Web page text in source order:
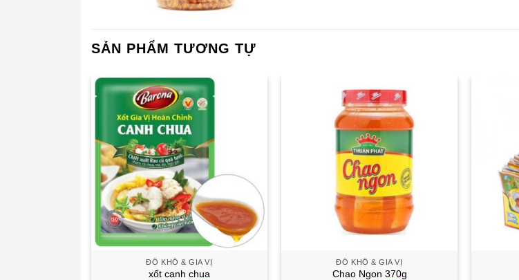
SẢN PHẨM TƯƠNG TỰ
ĐỒ KHÔ & GIA VỊ
xốt canh chua
ĐỒ KHÔ & GIA VỊ
Chao Ngon 370g